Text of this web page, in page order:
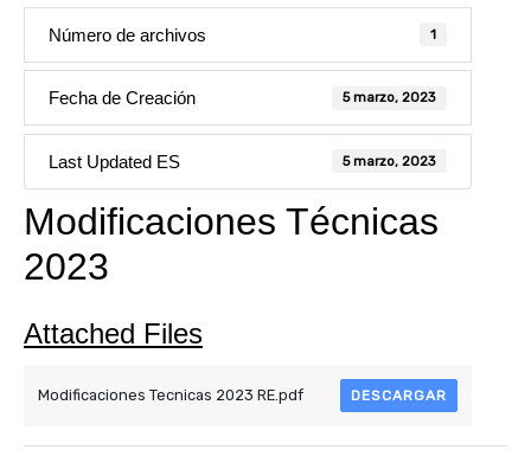
Número de archivos 1
Fecha de Creación 5 marzo, 2023
Last Updated ES 5 marzo, 2023
Modificaciones Técnicas
2023
Attached Files
Modificaciones Tecnicas 2023 RE.pdf DESCARGAR